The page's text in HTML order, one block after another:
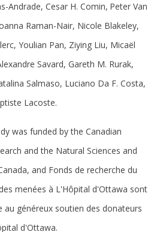
Andrade, Cesar H. Comin, Peter Van
Raman-Nair, Nicole Blakeley,
Youlian Pan, Ziying Liu, Micaël
Savard, Gareth M. Rurak,
Salmaso, Luciano Da F. Costa,
Lacoste.
was funded by the Canadian
and the Natural Sciences and
and Fonds de recherche du
menées à L'Hôpital d'Ottawa sont
au généreux soutien des donateurs
d'Ottawa.